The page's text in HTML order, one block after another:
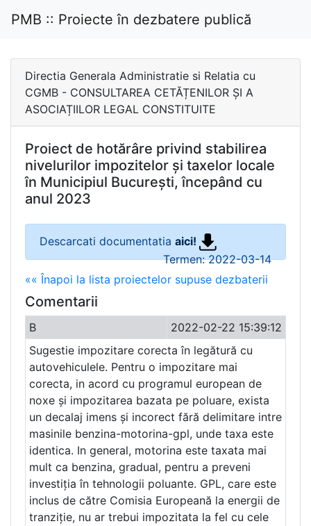
PMB :: Proiecte în dezbatere publică
Directia Generala Administratie si Relatia cu
CGMB - CONSULTAREA CETĂȚENILOR ȘI A
ASOCIAȚIILOR LEGAL CONSTITUITE
Proiect de hotărâre privind stabilirea
nivelurilor impozitelor și taxelor locale
în Municipiul București, începând cu
anul 2023
Descarcati documentatia aici!
Termen: 2022-03-14
«« Înapoi la lista proiectelor supuse dezbaterii
Comentarii
B
2022-02-22 15:39:12
Sugestie impozitare corecta în legătură cu
autovehiculele. Pentru o impozitare mai
corecta, in acord cu programul european de
noxe și impozitarea bazata pe poluare, exista
un decalaj imens și incorect fără delimitare intre
masinile benzina-motorina-gpl, unde taxa este
identica. In general, motorina este taxata mai
mult ca benzina, gradual, pentru a preveni
investiția în tehnologii poluante. GPL, care este
inclus de către Comisia Europeană la energii de
tranziție, nu ar trebui impozitata la fel cu cele